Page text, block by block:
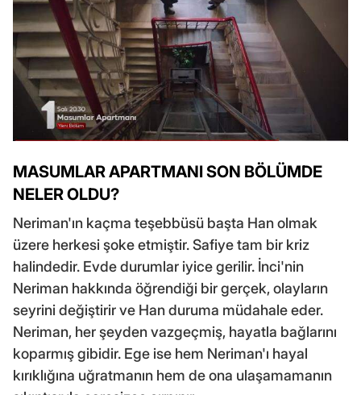
MASUMLAR APARTMANI SON BÖLÜMDE
NELER OLDU?
Neriman'ın kaçma teşebbüsü başta Han olmak
üzere herkesi şoke etmiştir. Safiye tam bir kriz
halindedir. Evde durumlar iyice gerilir. İnci'nin
Neriman hakkında öğrendiği bir gerçek, olayların
seyrini değiştirir ve Han duruma müdahale eder.
Neriman, her şeyden vazgeçmiş, hayatla bağlarını
koparmış gibidir. Ege ise hem Neriman'ı hayal
kırıklığına uğratmanın hem de ona ulaşamamanın